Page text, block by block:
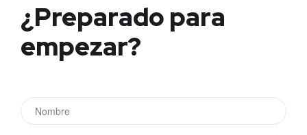
¿Preparado para
empezar?